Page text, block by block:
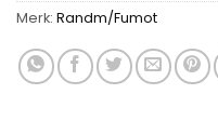
Merk: Randm/Fumot